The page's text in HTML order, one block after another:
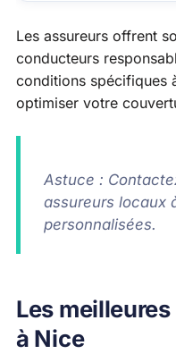
Les assureurs offrent
conducteurs
conditions spécifiques
optimiser votre
Astuce :
assureurs locaux
personnalisées.
Les
à Nice